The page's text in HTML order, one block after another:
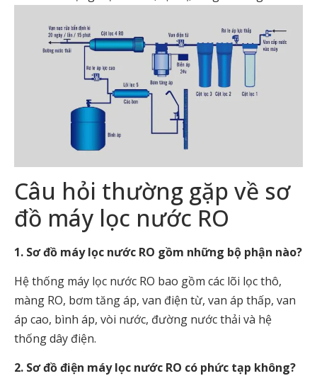
Câu hỏi thường gặp về sơ
đồ máy lọc nước RO
1. Sơ đồ máy lọc nước RO gồm những bộ phận nào?
Hệ thống máy lọc nước RO bao gồm các lõi lọc thô,
màng RO, bơm tăng áp, van điện từ, van áp thấp, van
áp cao, bình áp, vòi nước, đường nước thải và hệ
thống dây điện.
2. Sơ đồ điện máy lọc nước RO có phức tạp không?